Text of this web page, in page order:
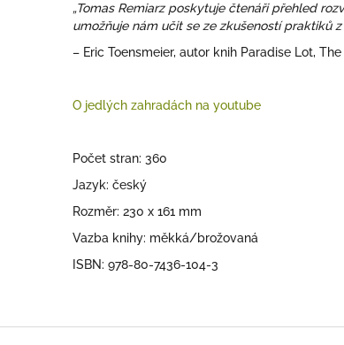
„Tomas Remiarz poskytuje čtenáři přehled
umožňuje nám učit se ze zkušeností praktiků z
– Eric Toensmeier, autor knih Paradise Lot,
O jedlých zahradách na youtube
Počet stran: 360
Jazyk: český
Rozměr: 230 x 161 mm
Vazba knihy: měkká/brožovaná
ISBN: 978-80-7436-104-3